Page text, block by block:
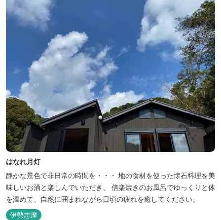
はなれ月灯
静かな景色で非日常の時間を・・・ 地の食材を使った懐石料理を美
味しいお酒と楽しんでいただき、 信楽焼きのお風呂でゆっくりと体
を温めて、自然に囲まれながら日頃の疲れを癒してください。
伊勢志摩